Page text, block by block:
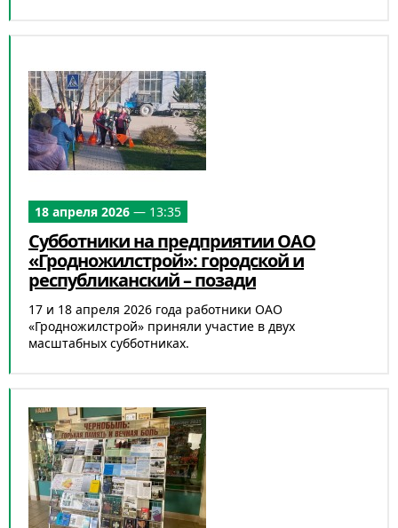
18 апреля 2026 — 13:35
Субботники на предприятии ОАО
«Гродножилстрой»: городской и
республиканский – позади
17 и 18 апреля 2026 года работники ОАО
«Гродножилстрой» приняли участие в двух
масштабных субботниках.